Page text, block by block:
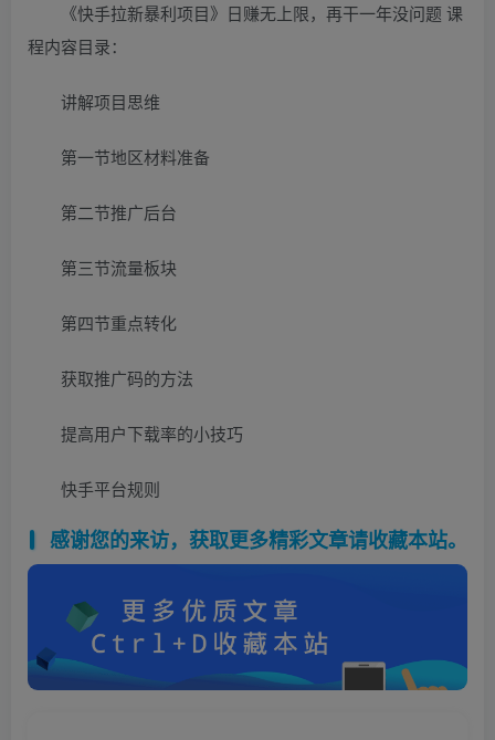
《快手拉新暴利项目》日赚无上限，再干一年没问题 课
程内容目录：
讲解项目思维
第一节地区材料准备
第二节推广后台
第三节流量板块
第四节重点转化
获取推广码的方法
提高用户下载率的小技巧
快手平台规则
感谢您的来访，获取更多精彩文章请收藏本站。